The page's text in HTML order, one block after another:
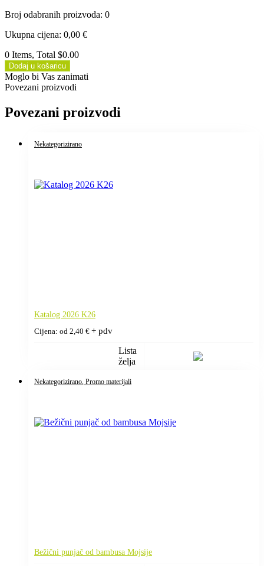
Broj odabranih proizvoda: 0
Ukupna cijena: 0,00 €
0 Items, Total $0.00
Dodaj u košaricu
Moglo bi Vas zanimati
Povezani proizvodi
Povezani proizvodi
Nekategorizirano
Katalog 2026 K26
Cijena: od 2,40 € + pdv
Lista
želja
Nekategorizirano , Promo materijali
Bežični punjač od bambusa Mojsije